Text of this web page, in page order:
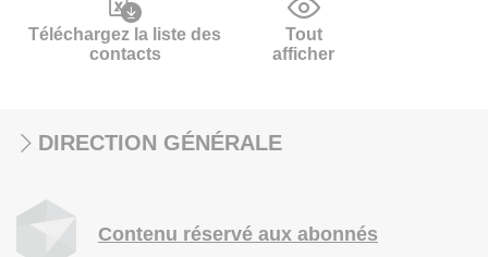
Téléchargez la liste des
contacts
Tout
afficher
DIRECTION GÉNÉRALE
Contenu réservé aux abonnés